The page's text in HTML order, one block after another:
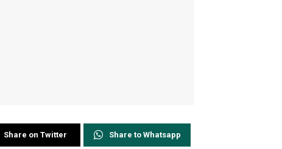
Share on Twitter Share to Whatsapp